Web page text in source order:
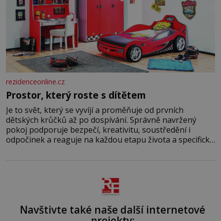
rezidenceonline.cz
Prostor, který roste s dítětem
Je to svět, který se vyvíjí a proměňuje od prvních
dětských krůčků až po dospívání. Správně navržený
pokoj podporuje bezpečí, kreativitu, soustředění i
odpočinek a reaguje na každou etapu života a specifické
Navštivte také naše další internetové